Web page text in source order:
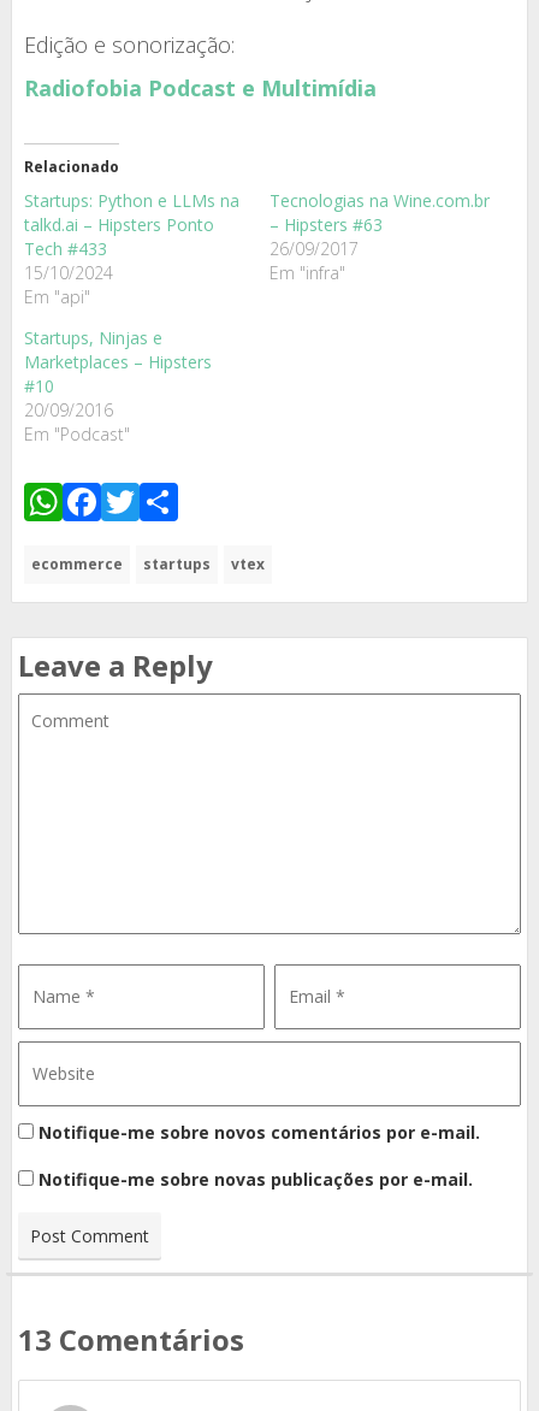
Edição e sonorização:
Radiofobia Podcast e Multimídia
Relacionado
Startups: Python e LLMs na
talkd.ai – Hipsters Ponto
Tech #433
15/10/2024
Em "api"
Tecnologias na Wine.com.br
– Hipsters #63
26/09/2017
Em "infra"
Startups, Ninjas e
Marketplaces – Hipsters
#10
20/09/2016
Em "Podcast"
WhatsApp
Facebook
Twitter
ecommerce startups vtex
Leave a Reply
Notifique-me sobre novos comentários por e-mail.
Notifique-me sobre novas publicações por e-mail.
13 Comentários